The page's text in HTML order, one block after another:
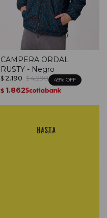
CAMPERA ORDAL
RUSTY - Negro
$ 2.190 $ 4.290 49
$ 1.862